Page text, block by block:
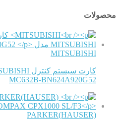
محصولات
MITSUBISHI
کارت سیستم کنترل MITSUBISHI مدل
MC632B-BN624A920G52
PARKER(HAUSER)